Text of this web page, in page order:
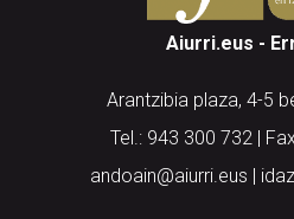
Aiurri.eus -
Arantzibia plaza, 4-5
Tel.: 943 300 732 |
andoain@aiurri.eus |